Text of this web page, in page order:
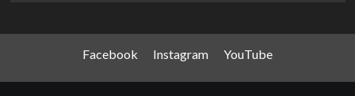
Facebook Instagram YouTube